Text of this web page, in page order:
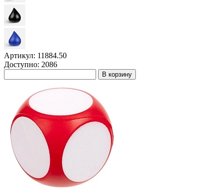
Артикул: 11884.50
Доступно: 2086
В корзину